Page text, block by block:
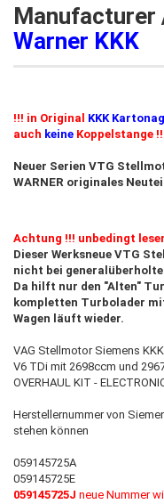
Warner KKK
!!! in Original KKK
auch keine Koppelstange
Neuer Serien VTG
WARNER originales
Achtung !!! unbedingt
Dieser Werksneue VTG
nicht bei
Da hilft nur den "Alten"
kompletten Turbolader
Wagen läuft wieder.
VAG Stellmotor Siemens
V6 TDi mit 2698ccm und
OVERHAUL KIT -
Herstellernummer von
stehen können
059145725A
059145725E
059145725J neue Nummer